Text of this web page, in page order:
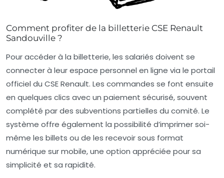
Comment profiter de la billetterie CSE Renault
Sandouville ?
Pour accéder à la billetterie, les salariés doivent se
connecter à leur espace personnel en ligne via le portail
officiel du CSE Renault. Les commandes se font ensuite
en quelques clics avec un paiement sécurisé, souvent
complété par des subventions partielles du comité. Le
système offre également la possibilité d’imprimer soi-
même les billets ou de les recevoir sous format
numérique sur mobile, une option appréciée pour sa
simplicité et sa rapidité.